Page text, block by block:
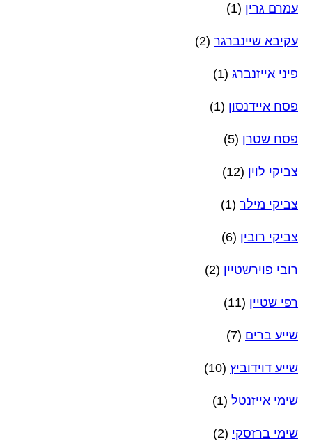
עמרם גרין (1)
עקיבא שיינברגר (2)
פיני אייזנברג (1)
פסח איידנסון (1)
פסח שטרן (5)
צביקי לוין (12)
צביקי מילר (1)
צביקי רובין (6)
רובי פוירשטיין (2)
רפי שטיין (11)
שייע ברים (7)
שייע דוידוביץ (10)
שימי אייזנטל (1)
שימי ברזסקי (2)